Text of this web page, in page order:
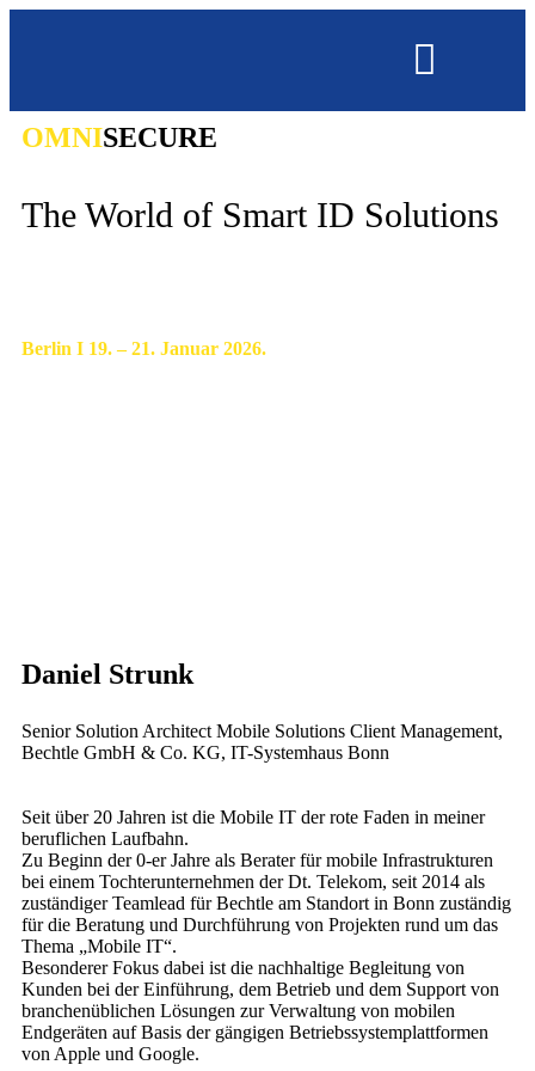
OMNISECURE
The World of Smart ID Solutions
Berlin I 19. – 21. Januar 2026.
Daniel Strunk
Senior Solution Architect Mobile Solutions Client Management,
Bechtle GmbH & Co. KG, IT-Systemhaus Bonn
Seit über 20 Jahren ist die Mobile IT der rote Faden in meiner
beruflichen Laufbahn.
Zu Beginn der 0-er Jahre als Berater für mobile Infrastrukturen
bei einem Tochterunternehmen der Dt. Telekom, seit 2014 als
zuständiger Teamlead für Bechtle am Standort in Bonn zuständig
für die Beratung und Durchführung von Projekten rund um das
Thema „Mobile IT“.
Besonderer Fokus dabei ist die nachhaltige Begleitung von
Kunden bei der Einführung, dem Betrieb und dem Support von
branchenüblichen Lösungen zur Verwaltung von mobilen
Endgeräten auf Basis der gängigen Betriebssystemplattformen
von Apple und Google.